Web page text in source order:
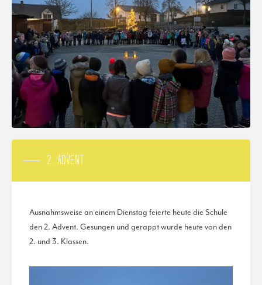
2. ADVENT
Ausnahmsweise an einem Dienstag feierte heute die Schule
den 2. Advent. Gesungen und gerappt wurde heute von den
2. und 3. Klassen.